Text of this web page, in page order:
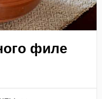
филе